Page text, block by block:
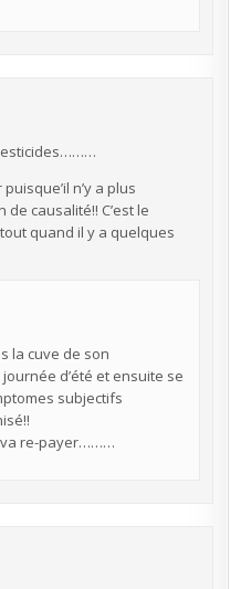
n’y a plus
de causalité!! C’est le
quand il y a quelques
la cuve de son
d’été et ensuite se
subjectifs
va re-payer………